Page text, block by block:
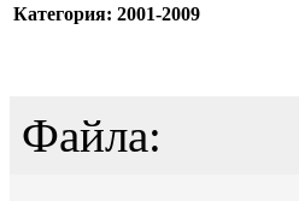
Категория: 2001-2009
Файла: